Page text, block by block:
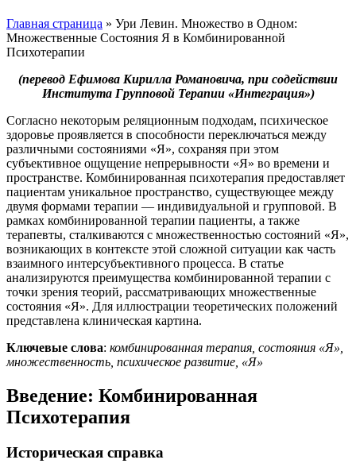
Главная страница » Ури Левин. Множество в Одном:
Множественные Состояния Я в Комбинированной
Психотерапии
(перевод Ефимова Кирилла Романовича, при содействии
Института Групповой Терапии «Интеграция»)
Согласно некоторым реляционным подходам, психическое
здоровье проявляется в способности переключаться между
различными состояниями «Я», сохраняя при этом
субъективное ощущение непрерывности «Я» во времени и
пространстве. Комбинированная психотерапия предоставляет
пациентам уникальное пространство, существующее между
двумя формами терапии — индивидуальной и групповой. В
рамках комбинированной терапии пациенты, а также
терапевты, сталкиваются с множественностью состояний «Я»,
возникающих в контексте этой сложной ситуации как часть
взаимного интерсубъективного процесса. В статье
анализируются преимущества комбинированной терапии с
точки зрения теорий, рассматривающих множественные
состояния «Я». Для иллюстрации теоретических положений
представлена клиническая картина.
Ключевые слова: комбинированная терапия, состояния «Я»,
множественность, психическое развитие, «Я»
Введение: Комбинированная
Психотерапия
Историческая справка